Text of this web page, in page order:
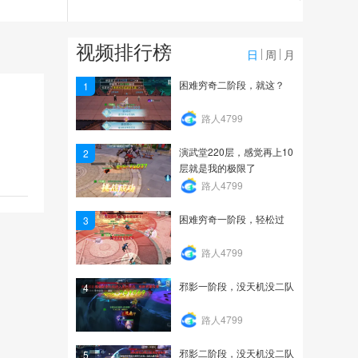
44
2020.4.5 79战场
1251
视频排行榜 日 周 月
1 困难穷奇二阶段，就这？
路人4799
2
演武堂220层，感觉再上10
层就是我的极限了
路人4799
3 困难穷奇一阶段，轻松过
路人4799
4 邪影一阶段，没天机没二队
路人4799
5 邪影二阶段，没天机没二队